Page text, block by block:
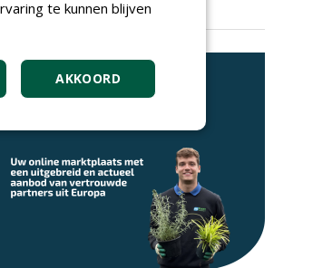
dakontwikkeling
te kunnen blijven
AKKOORD